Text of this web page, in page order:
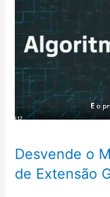
Desvende o
de Extensão